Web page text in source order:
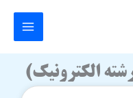
الکترونیک)